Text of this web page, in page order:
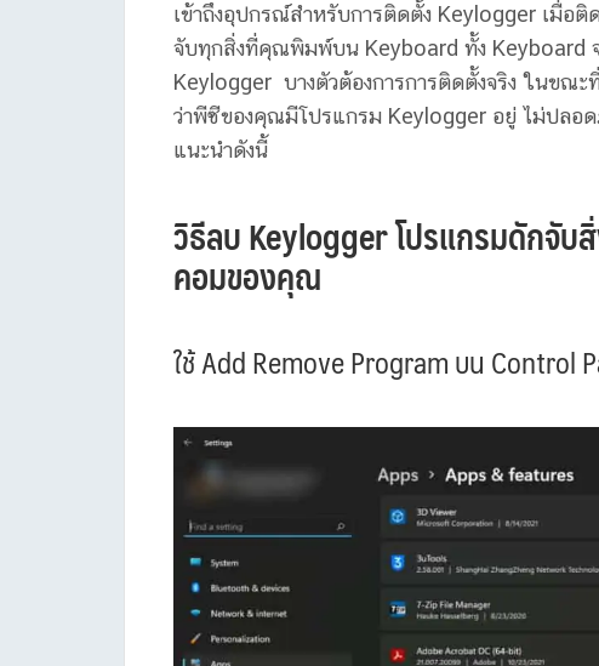
เข้าถึงอุปกรณ์สำหรับการติดตั้ง Keylogger เมื่อ
จับทุกสิ่งที่คุณพิมพ์บน Keyboard ทั้ง Keyboard
Keylogger บางตัวต้องการการติดตั้งจริง ในขณ
ว่าพีซีของคุณมีโปรแกรม Keylogger อยู่ ไม่ปลอ
แนะนำดังนี้
วิธีลบ Keylogger โปรแกรมดักจั
คอมของคุณ
ใช้ Add Remove Program บน Control